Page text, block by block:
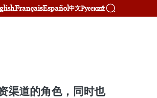
FrançaisEspañol中文Русский
渠道的角色，同时也